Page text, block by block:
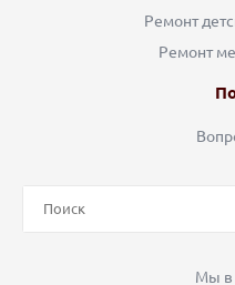
Ремонт
Ремонт
Мы в